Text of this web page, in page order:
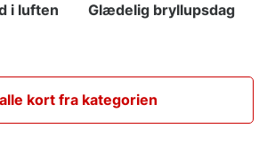
i luften Glædelig bryllupsdag
kort fra kategorien